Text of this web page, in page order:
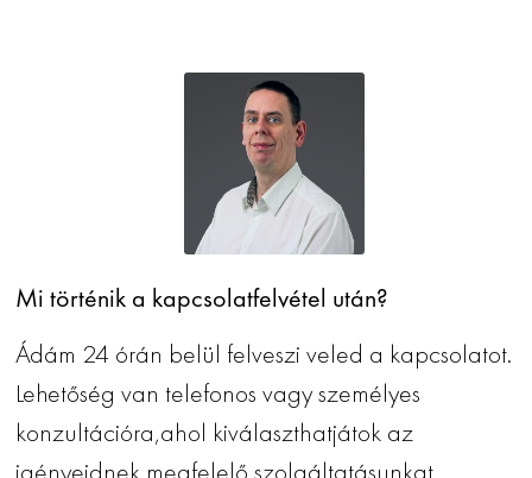
Mi történik a kapcsolatfelvétel után?
Ádám 24 órán belül felveszi veled a kapcsolatot.
Lehetőség van telefonos vagy személyes
konzultációra,ahol kiválaszthatjátok az